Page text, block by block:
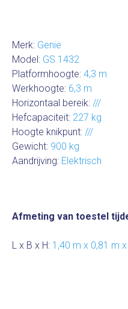
Merk: Genie
Model: GS 1432
Platformhoogte: 4,3 m
Werkhoogte: 6,3 m
Horizontaal bereik: ///
Hefcapaciteit: 227 kg
Hoogte knikpunt: ///
Gewicht: 900 kg
Aandrijving: Elektrisch
Afmeting van toestel
L x B x H: 1,40 m x 0,81 m